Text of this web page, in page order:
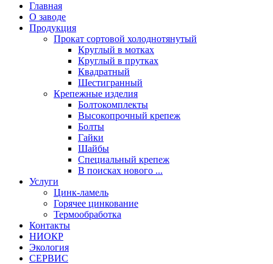
Главная
О заводе
Продукция
Прокат сортовой холоднотянутый
Круглый в мотках
Круглый в прутках
Квадратный
Шестигранный
Крепежные изделия
Болтокомплекты
Высокопрочный крепеж
Болты
Гайки
Шайбы
Специальный крепеж
В поисках нового ...
Услуги
Цинк-ламель
Горячее цинкование
Термообработка
Контакты
НИОКР
Экология
СЕРВИС